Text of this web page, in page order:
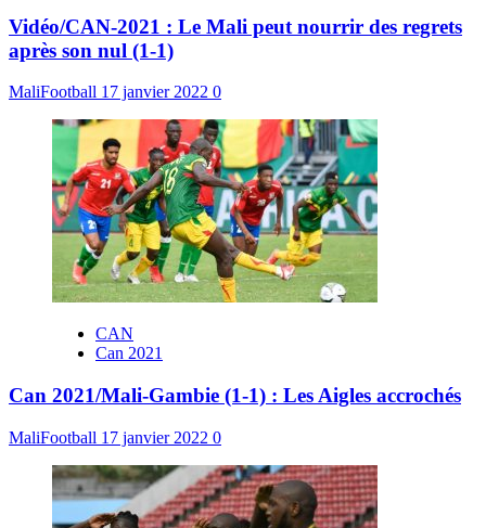
Vidéo/CAN-2021 : Le Mali peut nourrir des regrets
après son nul (1-1)
MaliFootball 17 janvier 2022 0
CAN
Can 2021
Can 2021/Mali-Gambie (1-1) : Les Aigles accrochés
MaliFootball 17 janvier 2022 0